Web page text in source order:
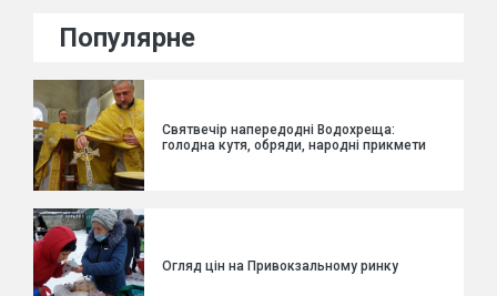
Популярне
Святвечір напередодні Водохреща:
голодна кутя, обряди, народні прикмети
Огляд цін на Привокзальному ринку